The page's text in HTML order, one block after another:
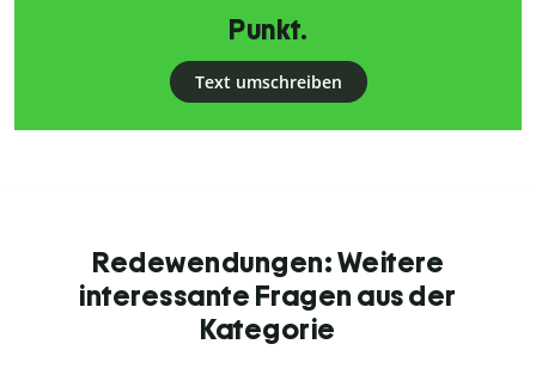
Punkt.
Text umschreiben
Redewendungen: Weitere
interessante Fragen aus der
Kategorie